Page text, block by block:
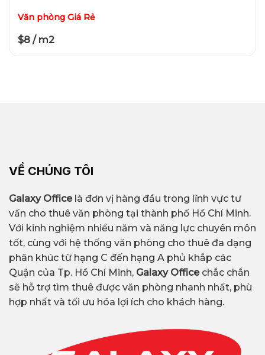
Văn phòng Giá Rẻ
$8 / m2
VỀ CHÚNG TÔI
Galaxy Officelà đơn vị hàng đầu trong lĩnh vực tư
vấn cho thuê văn phòng tại thành phố Hồ Chí Minh.
Với kinh nghiệm nhiều năm và năng lực chuyên môn
tốt, cùng với hệ thống văn phòng cho thuê đa dạng
phân khúc từ hạng C đến hạng A phủ khắp các
Quận của Tp. Hồ Chí Minh, Galaxy Office chắc chắn
sẽ hỗ trợ tìm thuê được văn phòng nhanh nhất, phù
hợp nhất và tối ưu hóa lợi ích cho khách hàng.